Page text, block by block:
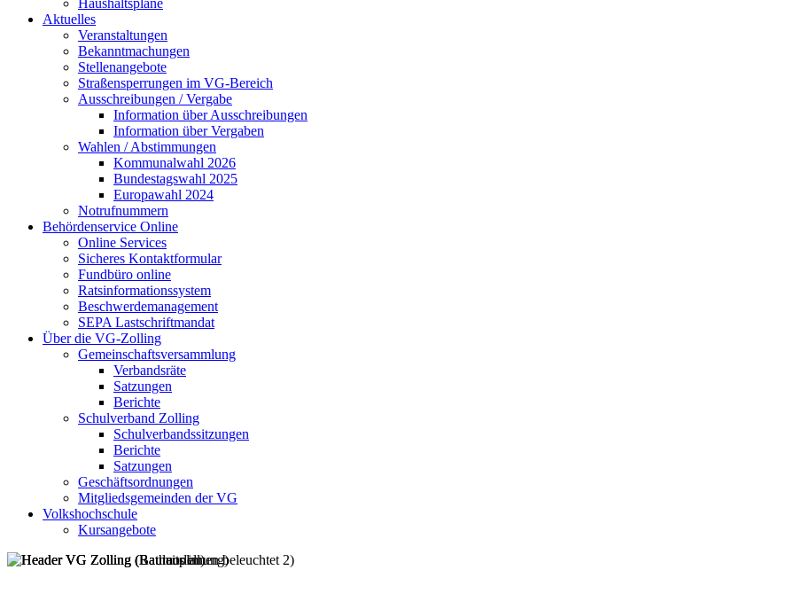
Haushaltspläne
Aktuelles
Veranstaltungen
Bekanntmachungen
Stellenangebote
Straßensperrungen im VG-Bereich
Ausschreibungen / Vergabe
Information über Ausschreibungen
Information über Vergaben
Wahlen / Abstimmungen
Kommunalwahl 2026
Bundestagswahl 2025
Europawahl 2024
Notrufnummern
Behördenservice Online
Online Services
Sicheres Kontaktformular
Fundbüro online
Ratsinformationssystem
Beschwerdemanagement
SEPA Lastschriftmandat
Über die VG-Zolling
Gemeinschaftsversammlung
Verbandsräte
Satzungen
Berichte
Schulverband Zolling
Schulverbandssitzungen
Berichte
Satzungen
Geschäftsordnungen
Mitgliedsgemeinden der VG
Volkshochschule
Kursangebote